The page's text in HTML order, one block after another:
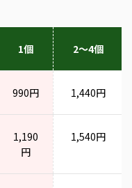
1個 2～4個
990円 1,440円
1,190
円
1,540円